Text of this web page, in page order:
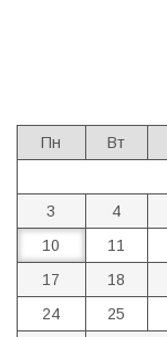
Пн Вт
3
4
10
11
17
18
24
25